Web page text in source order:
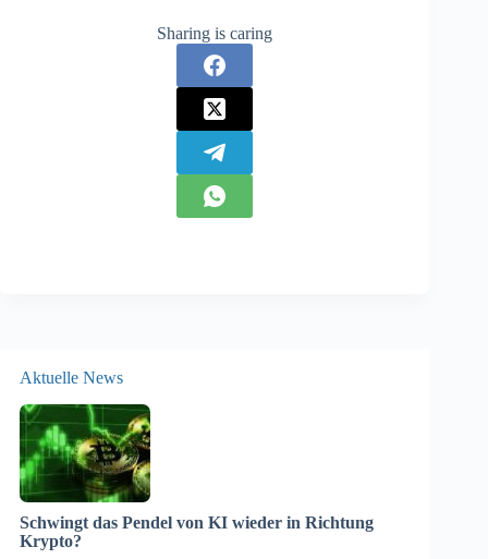
Sharing is caring
Aktuelle News
Schwingt das Pendel von KI wieder in Richtung
Krypto?